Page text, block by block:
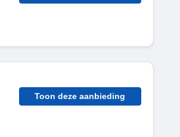
Toon deze aanbieding